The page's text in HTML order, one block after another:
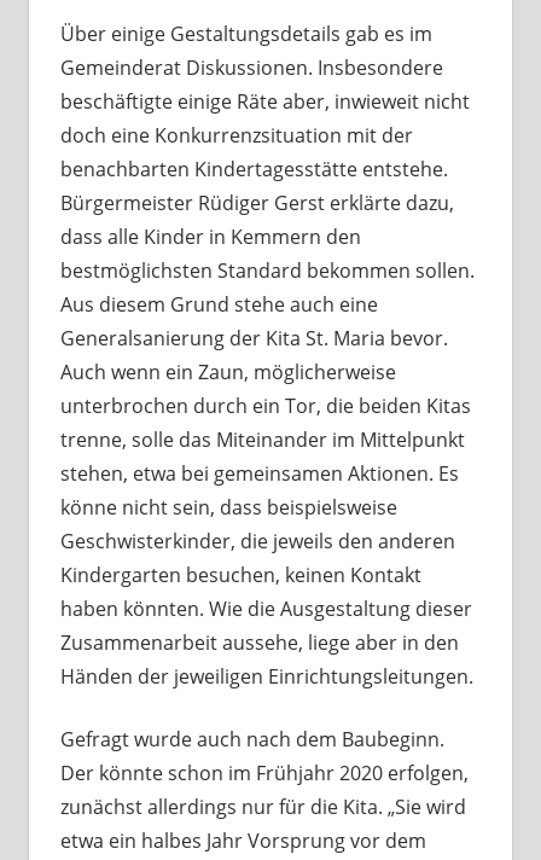
Über einige Gestaltungsdetails gab es im
Gemeinderat Diskussionen. Insbesondere
beschäftigte einige Räte aber, inwieweit nicht
doch eine Konkurrenzsituation mit der
benachbarten Kindertagesstätte entstehe.
Bürgermeister Rüdiger Gerst erklärte dazu,
dass alle Kinder in Kemmern den
bestmöglichsten Standard bekommen sollen.
Aus diesem Grund stehe auch eine
Generalsanierung der Kita St. Maria bevor.
Auch wenn ein Zaun, möglicherweise
unterbrochen durch ein Tor, die beiden Kitas
trenne, solle das Miteinander im Mittelpunkt
stehen, etwa bei gemeinsamen Aktionen. Es
könne nicht sein, dass beispielsweise
Geschwisterkinder, die jeweils den anderen
Kindergarten besuchen, keinen Kontakt
haben könnten. Wie die Ausgestaltung dieser
Zusammenarbeit aussehe, liege aber in den
Händen der jeweiligen Einrichtungsleitungen.
Gefragt wurde auch nach dem Baubeginn.
Der könnte schon im Frühjahr 2020 erfolgen,
zunächst allerdings nur für die Kita. „Sie wird
etwa ein halbes Jahr Vorsprung vor dem